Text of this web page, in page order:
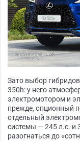
Зато выбор
350h: у него
электромотором и
прежде, опционный
отдельный
системы — 245 л.с.
разогнаться до